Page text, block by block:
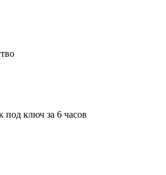
под ключ за 6 часов